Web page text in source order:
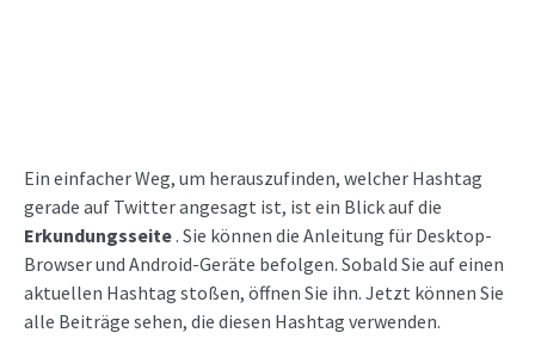
Ein einfacher Weg, um herauszufinden, welcher Hashtag
gerade auf Twitter angesagt ist, ist ein Blick auf die
Erkundungsseite. Sie können die Anleitung für Desktop-
Browser und Android-Geräte befolgen. Sobald Sie auf einen
aktuellen Hashtag stoßen, öffnen Sie ihn. Jetzt können Sie
alle Beiträge sehen, die diesen Hashtag verwenden.